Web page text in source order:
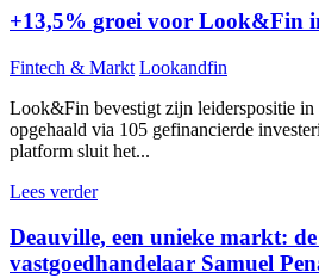
+13,5% groei voor Look&Fin
Fintech & Markt Lookandfin
Look&Fin bevestigt zijn leiderspositie in
opgehaald via 105 gefinancierde
platform sluit het...
Lees verder
Deauville, een unieke markt:
vastgoedhandelaar Samuel